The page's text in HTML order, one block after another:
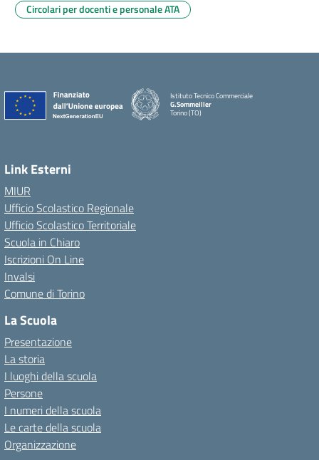
Circolari per docenti e personale ATA
Istituto Tecnico Commerciale
G.Sommeiller
Torino (TO)
Link Esterni
MIUR
Ufficio Scolastico Regionale
Ufficio Scolastico Territoriale
Scuola in Chiaro
Iscrizioni On Line
Invalsi
Comune di Torino
La Scuola
Presentazione
La storia
I luoghi della scuola
Persone
I numeri della scuola
Le carte della scuola
Organizzazione